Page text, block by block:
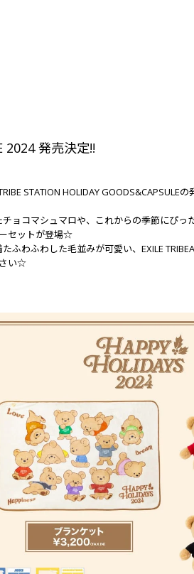
2024 発売決定!!
STATION HOLIDAY GOODS&CAPSULEの
チョコマシュマロや、これからの季節にぴ
セットが登場☆
ふわふわした毛並みが可愛い、EXILE
い☆